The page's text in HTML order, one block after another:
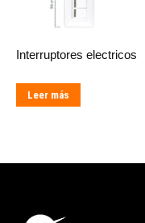
Interruptores electricos
Leer más